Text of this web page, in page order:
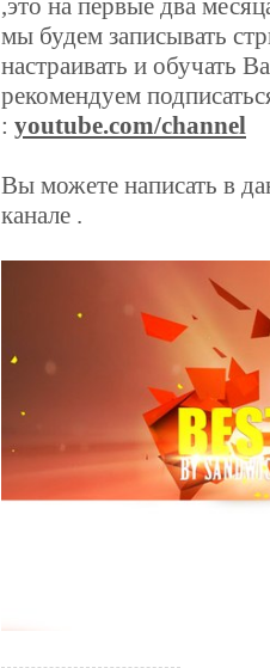
,это на первые два
мы будем записывать
настраивать и обучать
рекомендуем
: youtube.com/channel
Вы можете написать в
канале .